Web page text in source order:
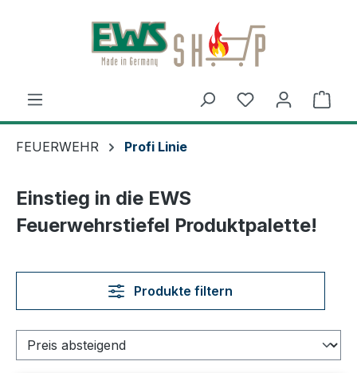
Zum Hauptinhalt springen
FEUERWEHR Profi Linie
Einstieg in die EWS
Feuerwehrstiefel Produktpalette!
Produkte filtern